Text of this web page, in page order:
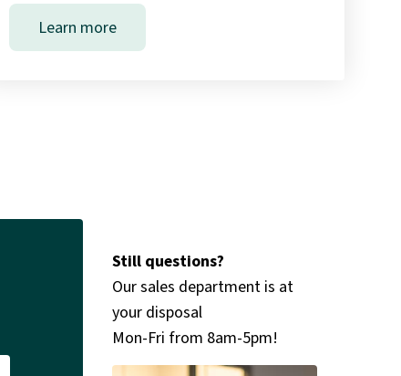
Learn more
Still questions?
Our sales department is at
your disposal
Mon-Fri from 8am-5pm!